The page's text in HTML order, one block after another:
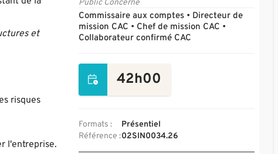
et
risques
l'entreprise.
Public Concerné
Commissaire aux comptes • Directeur de
mission CAC • Chef de mission CAC •
Collaborateur confirmé CAC
42h00
Formats :
Présentiel
Référence :02SIN0034.26